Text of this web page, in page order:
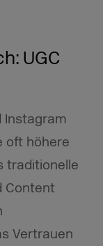
UGC
Instagram
oft höhere
traditionelle
Content
Vertrauen